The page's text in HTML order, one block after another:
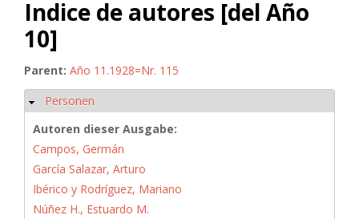
Indice de autores [del Año
10]
Parent: Año 11.1928=Nr. 115
Ausblenden
Personen
Autoren dieser Ausgabe:
Campos, Germán
García Salazar, Arturo
Ibérico y Rodríguez, Mariano
Núñez H., Estuardo M.